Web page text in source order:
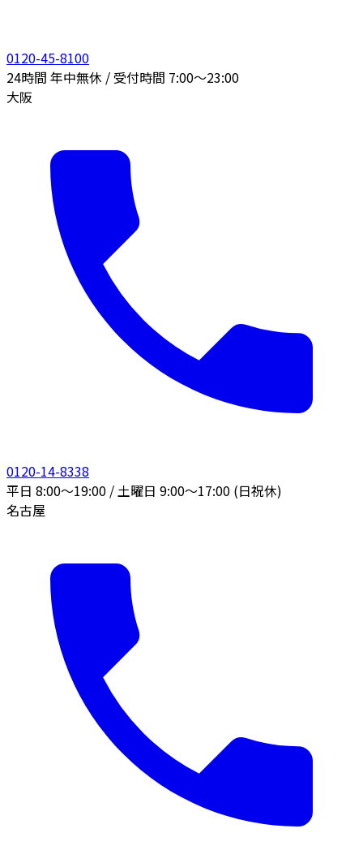
0120-45-8100
24時間 年中無休 / 受付時間 7:00〜23:00
大阪
0120-14-8338
平日 8:00〜19:00 / 土曜日 9:00〜17:00 (日祝休)
名古屋